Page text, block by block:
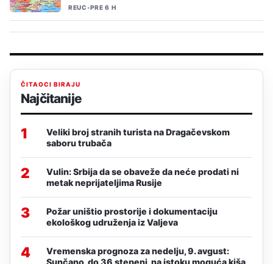
REUC•PRE 6 H
ČITAOCI BIRAJU
Najčitanije
1
Veliki broj stranih turista na Dragačevskom
saboru trubača
2
Vulin: Srbija da se obaveže da neće prodati ni
metak neprijateljima Rusije
3
Požar uništio prostorije i dokumentaciju
ekološkog udruženja iz Valjeva
4
Vremenska prognoza za nedelju, 9. avgust:
Sunčano, do 36 stepeni, na istoku moguća kiša